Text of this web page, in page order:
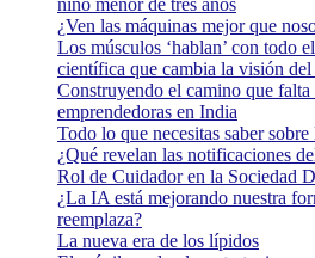
¿Ven las máquinas mejor que
Los músculos ‘hablan’ con todo
científica que cambia la visión
Construyendo el camino que falta
emprendedoras en India
Todo lo que necesitas saber sobre
¿Qué revelan las notificaciones
Rol de Cuidador en la Sociedad
¿La IA está mejorando nuestra
reemplaza?
La nueva era de los lípidos